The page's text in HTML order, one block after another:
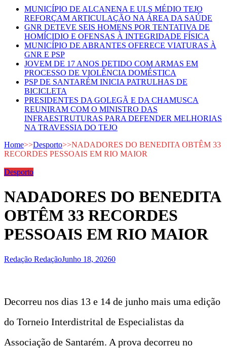
MUNICÍPIO DE ALCANENA E ULS MÉDIO TEJO
REFORÇAM ARTICULAÇÃO NA ÁREA DA SAÚDE
GNR DETEVE SEIS HOMENS POR TENTATIVA DE
HOMÍCIDIO E OFENSAS À INTEGRIDADE FÍSICA
MUNICÍPIO DE ABRANTES OFERECE VIATURAS À
GNR E PSP
JOVEM DE 17 ANOS DETIDO COM ARMAS EM
PROCESSO DE VIOLÊNCIA DOMÉSTICA
PSP DE SANTARÉM INICIA PATRULHAS DE
BICICLETA
PRESIDENTES DA GOLEGÃ E DA CHAMUSCA
REUNIRAM COM O MINISTRO DAS
INFRAESTRUTURAS PARA DEFENDER MELHORIAS
NA TRAVESSIA DO TEJO
Home>>Desporto>>NADADORES DO BENEDITA OBTÊM 33
RECORDES PESSOAIS EM RIO MAIOR
Desporto
NADADORES DO BENEDITA
OBTÊM 33 RECORDES
PESSOAIS EM RIO MAIOR
Redação RedaçãoJunho 18, 20260
Decorreu nos dias 13 e 14 de junho mais uma edição
do Torneio Interdistrital de Especialistas da
Associação de Santarém. A prova decorreu no